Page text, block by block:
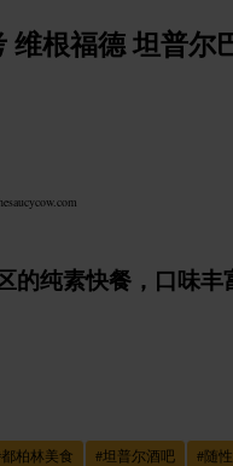
维根福德 坦普尔
的纯素快餐，口味丰
都柏林美食 #坦普尔酒吧 #随